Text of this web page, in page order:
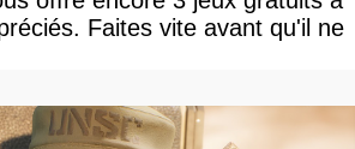
Faites vite avant qu'il ne